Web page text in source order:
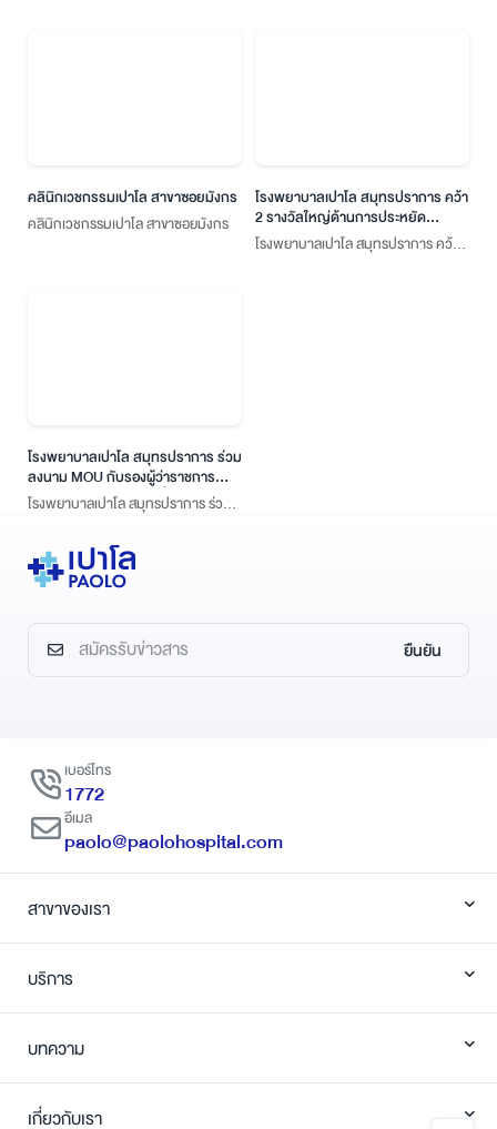
คลินิกเวชกรรมเปาโล สาขาซอยมังกร
คลินิกเวชกรรมเปาโล สาขาซอยมังกร
โรงพยาบาลเปาโล สมุทรปราการ คว้า
2 รางวัลใหญ่ด้านการประหยัด
พลังงานจาก MEA ENERGY
AWARDS
โรงพยาบาลเปาโล สมุทรปราการ คว้า
โรงพยาบาลเปาโล สมุทรปราการ ร่วม
ลงนาม MOU กับรองผู้ว่าราชการ
จังหวัดสมุทรปราการ เพื่อสนับสนุน
มาตรการป้องกันและลดอุบัติเหตุทาง
โรงพยาบาลเปาโล สมุทรปราการ ร่วม
จังหวัดสมุทรปราการ เพื่อสนับสนุน
มาตรการป้องกันและลดอุบัติเหตุทาง
ยืนยัน
เบอร์โทร
1772
อีเมล
paolo@paolohospital.com
สาขาของเรา
บริการ
บทความ
เกี่ยวกับเรา